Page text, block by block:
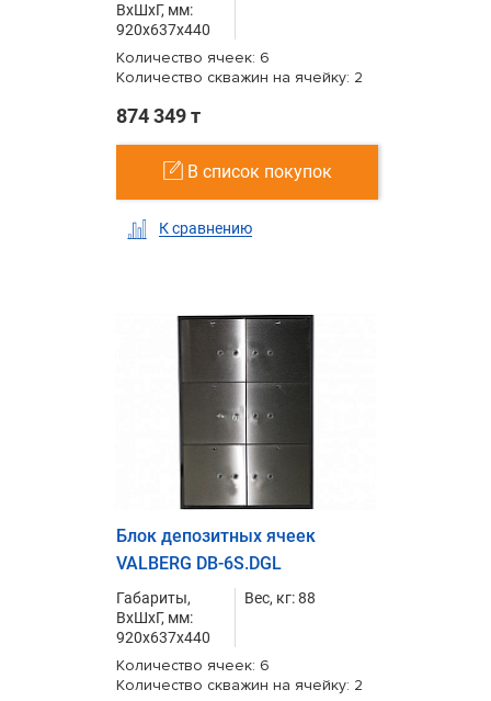
ВxШxГ, мм:
920x637x440
Количество ячеек: 6
Количество скважин на ячейку: 2
874 349 т
В список покупок
К сравнению
Блок депозитных ячеек
VALBERG DB-6S.DGL
Габариты,
ВxШxГ, мм:
920x637x440
Вес, кг: 88
Количество ячеек: 6
Количество скважин на ячейку: 2